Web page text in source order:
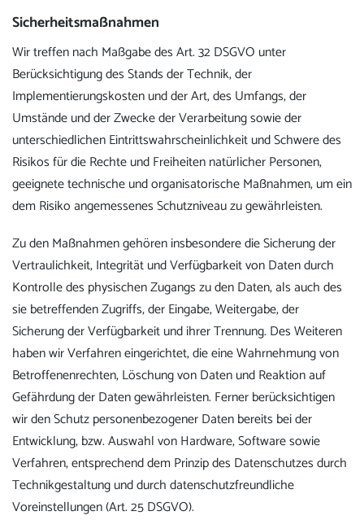
Sicherheitsmaßnahmen
Wir treffen nach Maßgabe des Art. 32 DSGVO unter
Berücksichtigung des Stands der Technik, der
Implementierungskosten und der Art, des Umfangs, der
Umstände und der Zwecke der Verarbeitung sowie der
unterschiedlichen Eintrittswahrscheinlichkeit und Schwere des
Risikos für die Rechte und Freiheiten natürlicher Personen,
geeignete technische und organisatorische Maßnahmen, um ein
dem Risiko angemessenes Schutzniveau zu gewährleisten.
Zu den Maßnahmen gehören insbesondere die Sicherung der
Vertraulichkeit, Integrität und Verfügbarkeit von Daten durch
Kontrolle des physischen Zugangs zu den Daten, als auch des
sie betreffenden Zugriffs, der Eingabe, Weitergabe, der
Sicherung der Verfügbarkeit und ihrer Trennung. Des Weiteren
haben wir Verfahren eingerichtet, die eine Wahrnehmung von
Betroffenenrechten, Löschung von Daten und Reaktion auf
Gefährdung der Daten gewährleisten. Ferner berücksichtigen
wir den Schutz personenbezogener Daten bereits bei der
Entwicklung, bzw. Auswahl von Hardware, Software sowie
Verfahren, entsprechend dem Prinzip des Datenschutzes durch
Technikgestaltung und durch datenschutzfreundliche
Voreinstellungen (Art. 25 DSGVO).